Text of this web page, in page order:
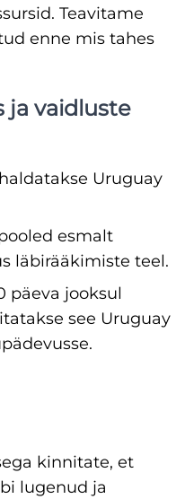
Teavitame
enne mis tahes
ja vaidluste
Uruguay
esmalt
läbirääkimiste teel.
päeva jooksul
see Uruguay
kinnitate, et
lugenud ja